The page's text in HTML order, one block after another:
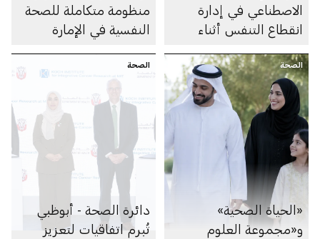
الاصطناعي في إدارة
انقطاع التنفس أثناء
منظومة متكاملة للصحة
النفسية في الإمارة
الصحة
«الحياة الصحية»
و«مجموعة العلوم
الصحة
دائرة الصحة - أبوظبي
تُبرم اتفاقيات لتعزيز